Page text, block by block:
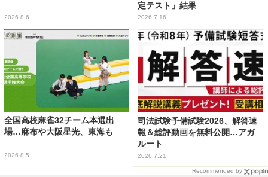
2026.8.6
定テスト」結果
2026.7.16
全国高校麻雀32チーム本選出
場…麻布や大阪星光、東海も
2026.8.5
司法試験予備試験2026、解答速
報＆総評動画を無料公開…アガ
ルート
2026.7.21
Recommended by